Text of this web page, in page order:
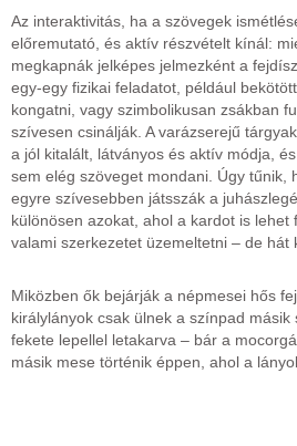
Az interaktivitás, ha a szövegek
előremutató, és aktív részvételt kínál:
megkapnák jelképes jelmezként a
egy-egy fizikai feladatot, például
kongatni, vagy szimbolikusan zsákban
szívesen csinálják. A varázserejű
a jól kitalált, látványos és aktív módja,
sem elég szöveget mondani. Úgy tűnik,
egyre szívesebben játsszák a
különösen azokat, ahol a kardot is lehet
valami szerkezetet üzemeltetni – de hát
Miközben ők bejárják a népmesei hős
királylányok csak ülnek a színpad
fekete lepellel letakarva – bár a
másik mese történik éppen, ahol a